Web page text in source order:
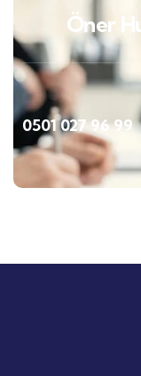
Öner
0501 027 96 99